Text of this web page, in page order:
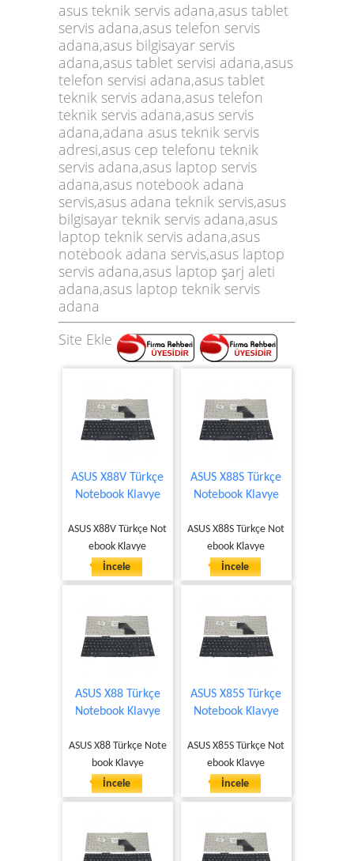
asus teknik servis adana,asus tablet
servis adana,asus telefon servis
adana,asus bilgisayar servis
adana,asus tablet servisi adana,asus
telefon servisi adana,asus tablet
teknik servis adana,asus telefon
teknik servis adana,asus servis
adana,adana asus teknik servis
adresi,asus cep telefonu teknik
servis adana,asus laptop servis
adana,asus notebook adana
servis,asus adana teknik servis,asus
bilgisayar teknik servis adana,asus
laptop teknik servis adana,asus
notebook adana servis,asus laptop
servis adana,asus laptop şarj aleti
adana,asus laptop teknik servis
adana
Site Ekle
ASUS X88V Türkçe
Notebook Klavye
ASUS X88V Türkçe Not
ebook Klavye
İncele
ASUS X88S Türkçe
Notebook Klavye
ASUS X88S Türkçe Not
ebook Klavye
İncele
ASUS X88 Türkçe
Notebook Klavye
ASUS X88 Türkçe Note
book Klavye
İncele
ASUS X85S Türkçe
Notebook Klavye
ASUS X85S Türkçe Not
ebook Klavye
İncele